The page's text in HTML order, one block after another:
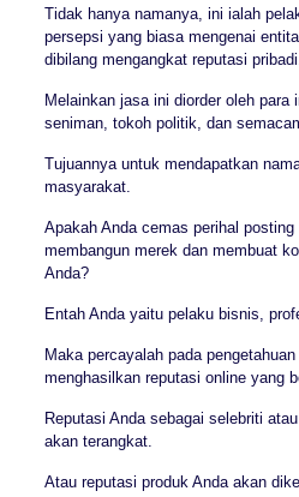
Tidak hanya namanya, ini ialah
persepsi yang biasa mengenai
dibilang mengangkat reputasi pribadi.
Melainkan jasa ini diorder oleh para
seniman, tokoh politik, dan
Tujuannya untuk mendapatkan
masyarakat.
Apakah Anda cemas perihal
membangun merek dan membuat
Anda?
Entah Anda yaitu pelaku bisnis,
Maka percayalah pada
menghasilkan reputasi online yang
Reputasi Anda sebagai selebriti
akan terangkat.
Atau reputasi produk Anda akan